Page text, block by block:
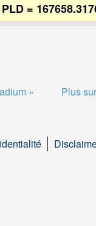
=
» Plus